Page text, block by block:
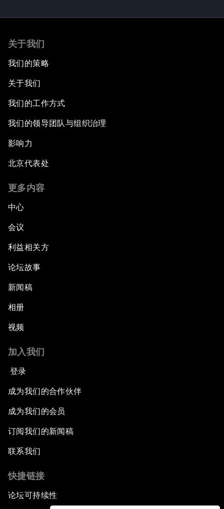
关于我们
我们的策略
关于我们
我们的工作方式
我们的领导团队与组织治理
影响力
北京代表处
更多内容
中心
会议
利益相关方
论坛故事
新闻稿
相册
视频
加入我们
登录
成为我们的合作伙伴
成为我们的会员
订阅我们的新闻稿
联系我们
快捷链接
论坛可持续性